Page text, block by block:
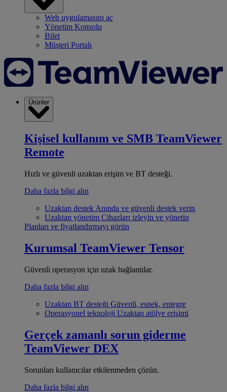
Web uygulamasını aç
Yönetim Konsolu
Bilet
Müşteri Portalı
Ürünler
Kişisel kullanım ve SMB TeamViewer
Remote
Hızlı ve güvenli uzaktan erişim ve BT desteği.
Daha fazla bilgi alın
Uzaktan destek Anında ve güvenli destek verin
Uzaktan yönetim Cihazları izleyin ve yönetin
Planları ve fiyatlandırmayı görün
Kurumsal TeamViewer Tensor
Güvenli operasyon için uzak bağlantılar.
Daha fazla bilgi alın
Uzaktan BT desteği Güvenli, esnek, entegre
Operasyonel teknoloji Uzaktan atölye erişimi
Gerçek zamanlı sorun giderme
TeamViewer DEX
Sorunları kullanıcılar etkilenmeden çözün.
Daha fazla bilgi alın